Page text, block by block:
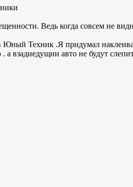
Ведь когда совсем не
Техник .Я придумал
а взадиедущии авто не будут